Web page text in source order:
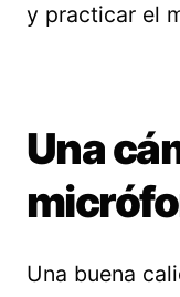
y practicar el
Una
Una buena